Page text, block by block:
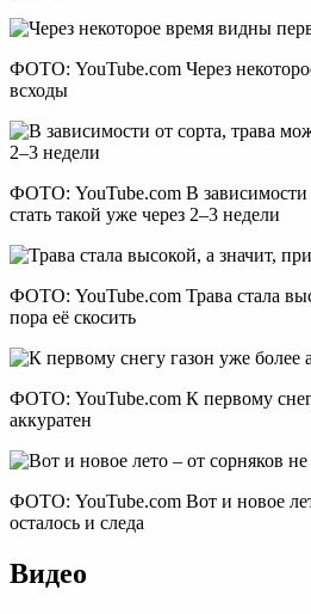
ФОТО: YouTube.com Через
всходы
ФОТО: YouTube.com В зависимости
стать такой уже через 2–3 недели
ФОТО: YouTube.com Трава стала
пора её скосить
ФОТО: YouTube.com К первому
аккуратен
ФОТО: YouTube.com Вот и новое
осталось и следа
Видео